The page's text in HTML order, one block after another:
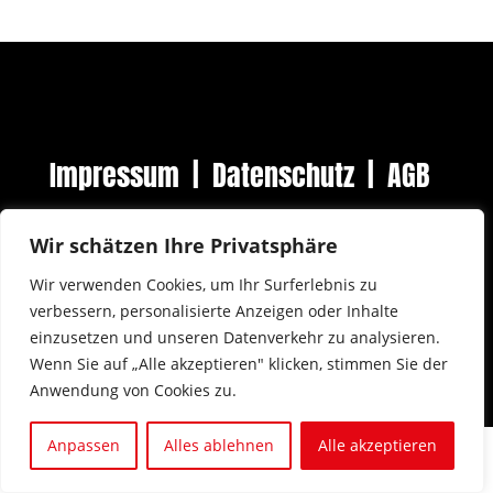
Wir schätzen Ihre Privatsphäre
Wir verwenden Cookies, um Ihr Surferlebnis zu
verbessern, personalisierte Anzeigen oder Inhalte
einzusetzen und unseren Datenverkehr zu analysieren.
Wenn Sie auf „Alle akzeptieren" klicken, stimmen Sie der
Anwendung von Cookies zu.
Anpassen Alles ablehnen Alle akzeptieren
Impressum | Datenschutz| AGB